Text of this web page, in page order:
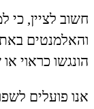
חשוב לציין, כי
והאלמנטים
הונגשו כראוי
אנו פועלים